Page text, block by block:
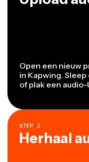
Open een nieuw
in Kapwing.
of plak een
STEP 2
Herhaal